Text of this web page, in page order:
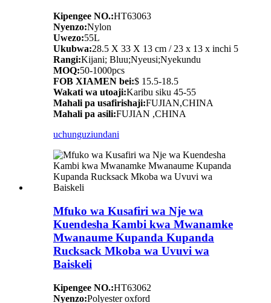
Kipengee NO.:HT63063
Nyenzo:Nylon
Uwezo:55L
Ukubwa:28.5 X 33 X 13 cm / 23 x 13 x inchi 5
Rangi:Kijani; Bluu;Nyeusi;Nyekundu
MOQ:50-1000pcs
FOB XIAMEN bei:$ 15.5-18.5
Wakati wa utoaji:Karibu siku 45-55
Mahali pa usafirishaji:FUJIAN,CHINA
Mahali pa asili:FUJIAN ,CHINA
uchunguziundani
Mfuko wa Kusafiri wa Nje wa
Kuendesha Kambi kwa Mwanamke
Mwanaume Kupanda Kupanda
Rucksack Mkoba wa Uvuvi wa
Baiskeli
Kipengee NO.:HT63062
Nyenzo:Polyester oxford